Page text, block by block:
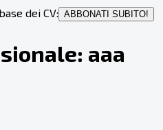
dei CV: ABBONATI SUBITO!
aaa